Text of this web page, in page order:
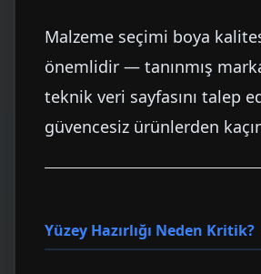
Malzeme seçimi boya
önemlidir — tanınmış
teknik veri sayfasını talep
güvencesiz ürünlerden
Yüzey Hazırlığı Neden Kritik?